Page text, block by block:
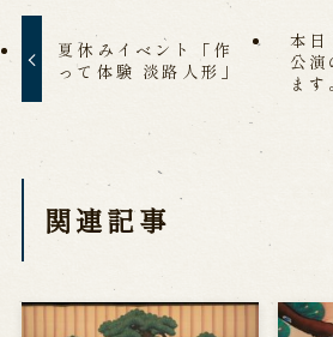
予約
メールフォー
※株式会社うずのくに南あわじの求人情
夏休みイベント「作
って体験 淡路人形」
本日
公演
ます
関連記事